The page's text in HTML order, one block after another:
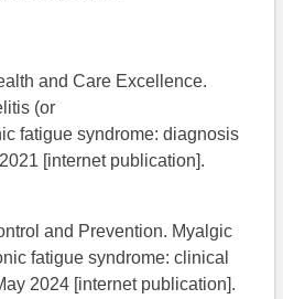
and Care Excellence​.
(or
fatigue syndrome: diagnosis
[internet publication].
and Prevention​. Myalgic
fatigue syndrome: clinical
2024 [internet publication].